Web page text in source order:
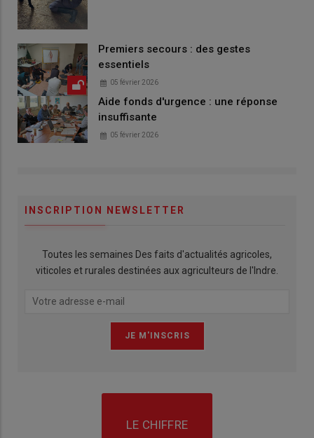
Premiers secours : des gestes
essentiels
05 février 2026
Aide fonds d'urgence : une réponse
insuffisante
05 février 2026
INSCRIPTION NEWSLETTER
Toutes les semaines Des faits d'actualités agricoles,
viticoles et rurales destinées aux agriculteurs de l'Indre.
LE CHIFFRE